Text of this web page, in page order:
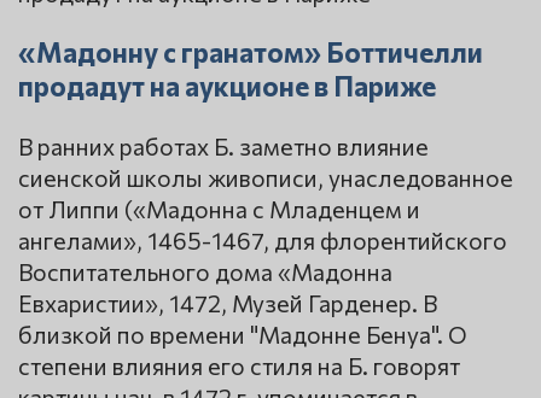
«Мадонну с гранатом» Боттичелли
продадут на аукционе в Париже
В ранних работах Б. заметно влияние
сиенской школы живописи, унаследованное
от Липпи («Мадонна с Младенцем и
ангелами», 1465-1467, для флорентийского
Воспитательного дома «Мадонна
Евхаристии», 1472, Музей Гарденер. В
близкой по времени "Мадонне Бенуа". О
степени влияния его стиля на Б. говорят